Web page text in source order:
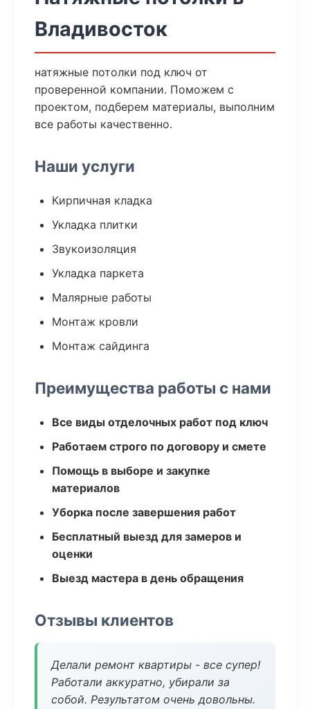
Владивосток
натяжные потолки под ключ от
проверенной компании. Поможем с
проектом, подберем материалы, выполним
все работы качественно.
Наши услуги
Кирпичная кладка
Укладка плитки
Звукоизоляция
Укладка паркета
Малярные работы
Монтаж кровли
Монтаж сайдинга
Преимущества работы с нами
Все виды отделочных работ под ключ
Работаем строго по договору и смете
Помощь в выборе и закупке
материалов
Уборка после завершения работ
Бесплатный выезд для замеров и
оценки
Выезд мастера в день обращения
Отзывы клиентов
Делали ремонт квартиры - все супер!
Работали аккуратно, убирали за
собой. Результатом очень довольны.